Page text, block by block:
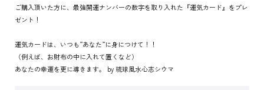
ご購入頂いた方に、最強開運ナンバーの数字を取り入れた『運気カード』をプレ
ゼント！
運気カードは、いつも”あなた”に身につけて！！
（例えば、お財布の中に入れて置くなど）
あなたの幸運を更に導きます。 by 琉球風水心志シウマ